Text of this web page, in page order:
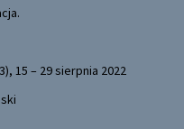
15 – 29 sierpnia 2022